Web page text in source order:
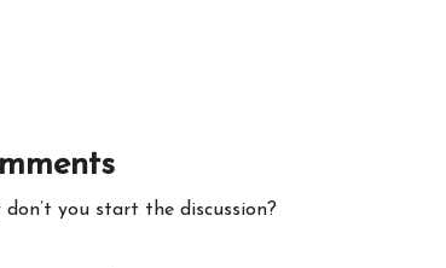
you start the discussion?